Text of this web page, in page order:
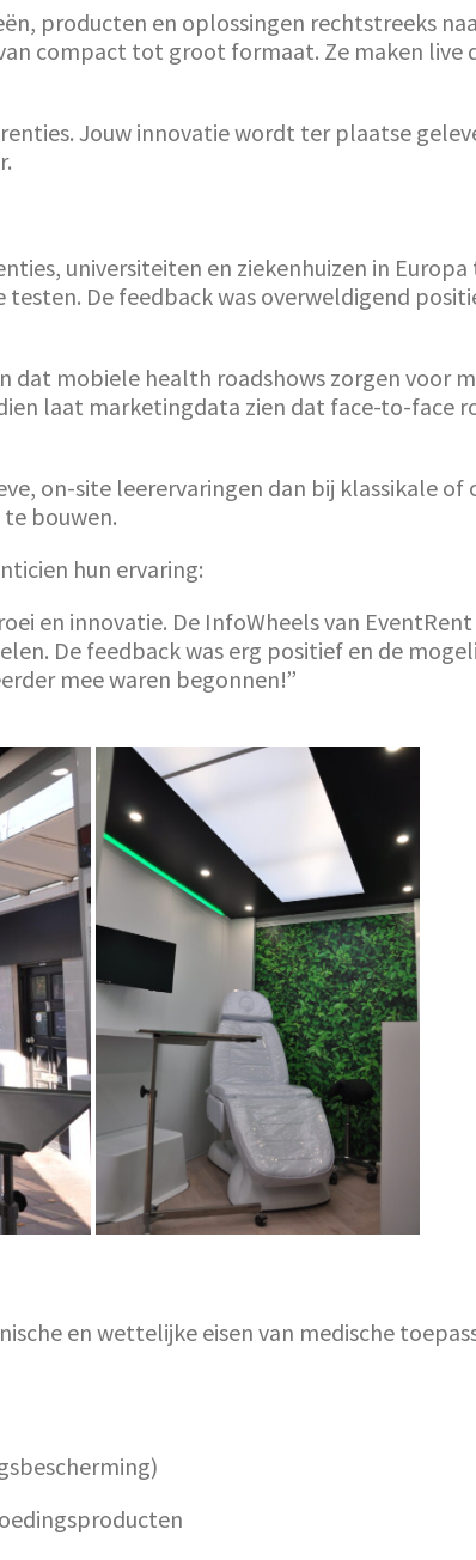
producten en oplossingen rechtstreeks
compact tot groot formaat. Ze maken
Jouw innovatie wordt ter plaatse
universiteiten en ziekenhuizen in
De feedback was overweldigend
dat mobiele health roadshows zorgen voor
laat marketingdata zien dat face-to-face
on-site leerervaringen dan bij klassikale
bouwen.
hun ervaring:
en innovatie. De InfoWheels van
De feedback was erg positief en de
mee waren begonnen!”
en wettelijke eisen van medische